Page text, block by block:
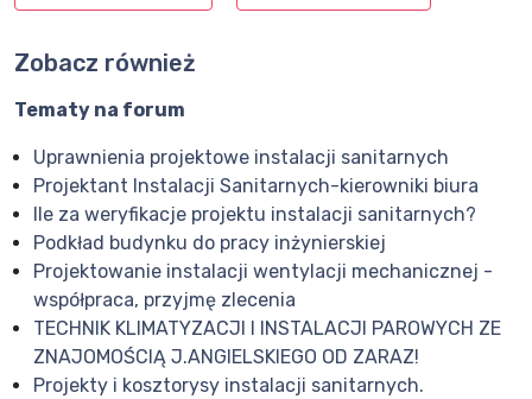
Zobacz również
Tematy na forum
Uprawnienia projektowe instalacji sanitarnych
Projektant Instalacji Sanitarnych-kierowniki biura
Ile za weryfikacje projektu instalacji sanitarnych?
Podkład budynku do pracy inżynierskiej
Projektowanie instalacji wentylacji mechanicznej -
współpraca, przyjmę zlecenia
TECHNIK KLIMATYZACJI I INSTALACJI PAROWYCH ZE
ZNAJOMOŚCIĄ J.ANGIELSKIEGO OD ZARAZ!
Projekty i kosztorysy instalacji sanitarnych.